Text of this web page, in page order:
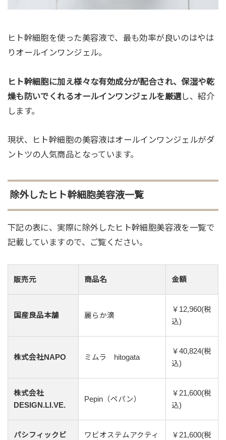
ヒト幹細胞を使った美容液で、最も効率が良いのはやは
りオールインワンジェル。
ヒト幹細胞に加え様々な有効成分が配合され、保湿や乾
燥も防いでくれるオールインワンジェルを厳選し、紹介
します。
現状、ヒト幹細胞の美容液はオールインワンジェルがダ
ントツの人気商品となっています。
除外したヒト幹細胞美容液一覧
下記の表に、実際に除外したヒト幹細胞美容液を一覧で
記載していますので、ご覧ください。
販売元 商品名 金額
国産良品本舗 麗らか滴
￥12,960(税
込)
株式会社NAPO ミムラ hitogata
￥40,824(税
込)
株式会社
DESIGN.LI.VE.
Pepin（ペパン）
￥21,600(税
込)
パシフィックビ
ワビオステムアクティ
￥21,600(税